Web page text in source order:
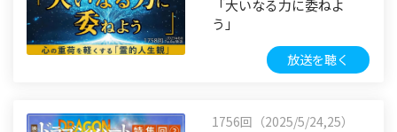
「大いなる力に委ねよ
う」
放送を聴く
1756回（2025/5/24,25）